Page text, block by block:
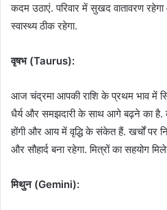
कदम उठाएं. परिवार में सुखद वातावरण
स्वास्थ्य ठीक रहेगा.
वृषभ (Taurus):
आज चंद्रमा आपकी राशि के प्रथम भाव में
धैर्य और समझदारी के साथ आगे बढ़ने का है.
होंगी और आय में वृद्धि के संकेत हैं. खर्चों पर
और सौहार्द बना रहेगा. मित्रों का सहयोग
मिथुन (Gemini):